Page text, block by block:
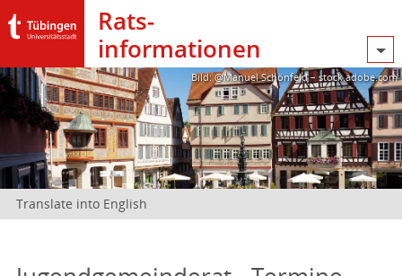
Rats­
informationen
Bild: @Manuel Schönfeld – stock.adobe.com
Translate into English